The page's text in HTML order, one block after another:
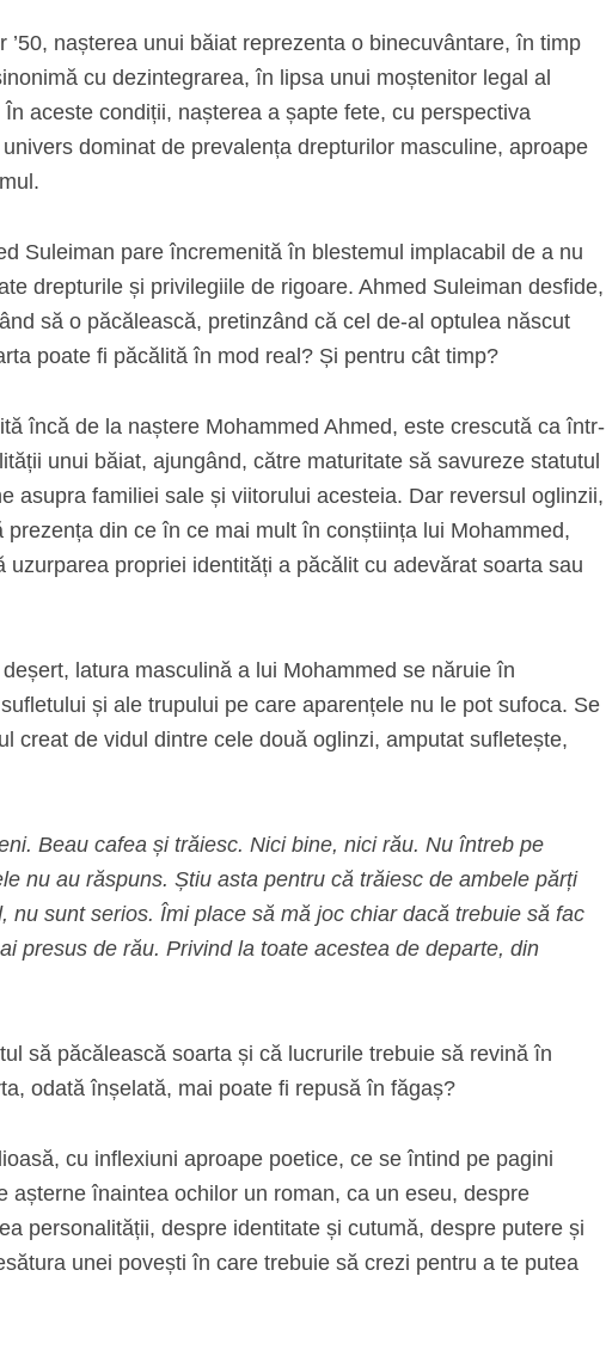
’50, nașterea unui băiat reprezenta o binecuvântare, în timp
cu dezintegrarea, în lipsa unui moștenitor legal al
aceste condiții, nașterea a șapte fete, cu perspectiva
dominat de prevalența drepturilor masculine, aproape
Suleiman pare încremenită în blestemul implacabil de a nu
drepturile și privilegiile de rigoare. Ahmed Suleiman desfide,
să o păcălească, pretinzând că cel de-al optulea născut
poate fi păcălită în mod real? Și pentru cât timp?
încă de la naștere Mohammed Ahmed, este crescută ca într-
unui băiat, ajungând, către maturitate să savureze statutul
asupra familiei sale și viitorului acesteia. Dar reversul oglinzii,
din ce în ce mai mult în conștiința lui Mohammed,
uzurparea propriei identități a păcălit cu adevărat soarta sau
latura masculină a lui Mohammed se năruie în
și ale trupului pe care aparențele nu le pot sufoca. Se
creat de vidul dintre cele două oglinzi, amputat sufletește,
Beau cafea și trăiesc. Nici bine, nici rău. Nu întreb pe
nu au răspuns. Știu asta pentru că trăiesc de ambele părți
nu sunt serios. Îmi place să mă joc chiar dacă trebuie să fac
presus de rău. Privind la toate acestea de departe, din
să păcălească soarta și că lucrurile trebuie să revină în
odată înșelată, mai poate fi repusă în făgaș?
cu inflexiuni aproape poetice, ce se întind pe pagini
așterne înaintea ochilor un roman, ca un eseu, despre
personalității, despre identitate și cutumă, despre putere și
unei povești în care trebuie să crezi pentru a te putea